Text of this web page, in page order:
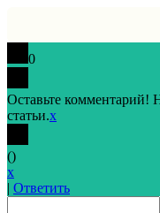
0
Оставьте комментарий!
статьи.x
()
x
| Ответить